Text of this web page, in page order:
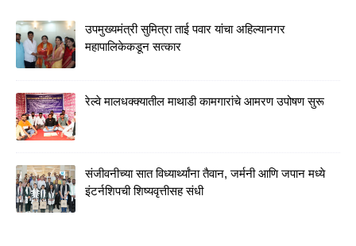
उपमुख्यमंत्री सुमित्रा ताई पवार यांचा अहिल्यानगर
महापालिकेकडून सत्कार
रेल्वे मालधक्क्यातील माथाडी कामगारांचे आमरण उपोषण सुरू
संजीवनीच्या सात विध्यार्थ्यांना तैवान, जर्मनी आणि जपान मध्ये
इंटर्नशिपची शिष्यवृत्तीसह संधी